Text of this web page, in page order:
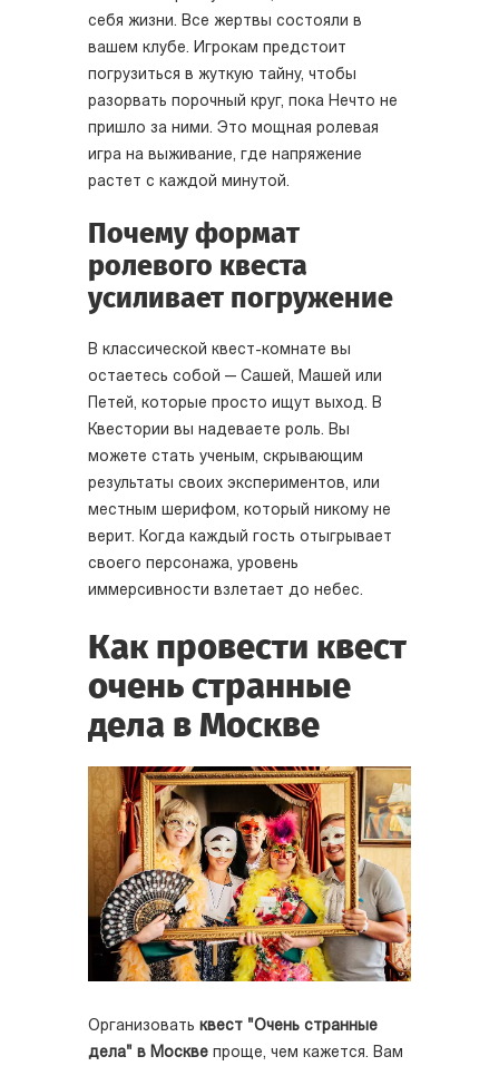
себя жизни. Все жертвы состояли в
вашем клубе. Игрокам предстоит
погрузиться в жуткую тайну, чтобы
разорвать порочный круг, пока Нечто не
пришло за ними. Это мощная ролевая
игра на выживание, где напряжение
растет с каждой минутой.
Почему формат
ролевого квеста
усиливает погружение
В классической квест-комнате вы
остаетесь собой — Сашей, Машей или
Петей, которые просто ищут выход. В
Квестории вы надеваете роль. Вы
можете стать ученым, скрывающим
результаты своих экспериментов, или
местным шерифом, который никому не
верит. Когда каждый гость отыгрывает
своего персонажа, уровень
иммерсивности взлетает до небес.
Как провести квест
очень странные
дела в Москве
Организовать квест "Очень странные
дела" в Москве проще, чем кажется. Вам